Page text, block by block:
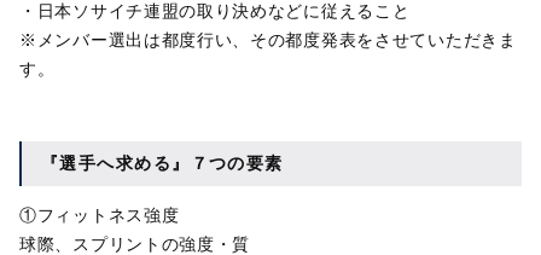
・日本ソサイチ連盟の取り決めなどに従えること
※メンバー選出は都度行い、その都度発表をさせていただきま
す。
『選手へ求める』７つの要素
①フィットネス強度
球際、スプリントの強度・質